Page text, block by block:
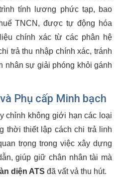
tính lương phức tạp, bao
TNCN, được tự động hóa
chính xác từ các phân hệ
trả thu nhập chính xác, tránh
nhân sự giải phóng khỏi gánh
Phụ cấp Minh bạch
chỉnh không giới hạn các loại
thời thiết lập cách chi trả linh
trọng trong việc xây dựng
giúp giữ chân nhân tài mà
diện ATS đã vất vả thu hút.